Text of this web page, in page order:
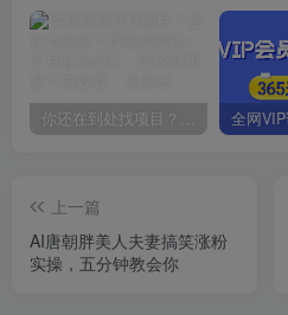
你还在到处找项目？还在当韭菜？我靠卖项目一个月收入5万+，曾经我也是个失败者。
上一篇
AI唐朝胖美人夫妻搞笑涨粉
实操，五分钟教会你